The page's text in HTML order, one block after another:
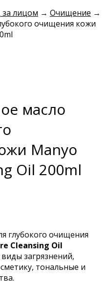
за лицом → Очищение →
очищения кожи
масло
Manyo
Oil 200ml
глубокого очищения
Cleansing Oil
загрязнений,
тональные и